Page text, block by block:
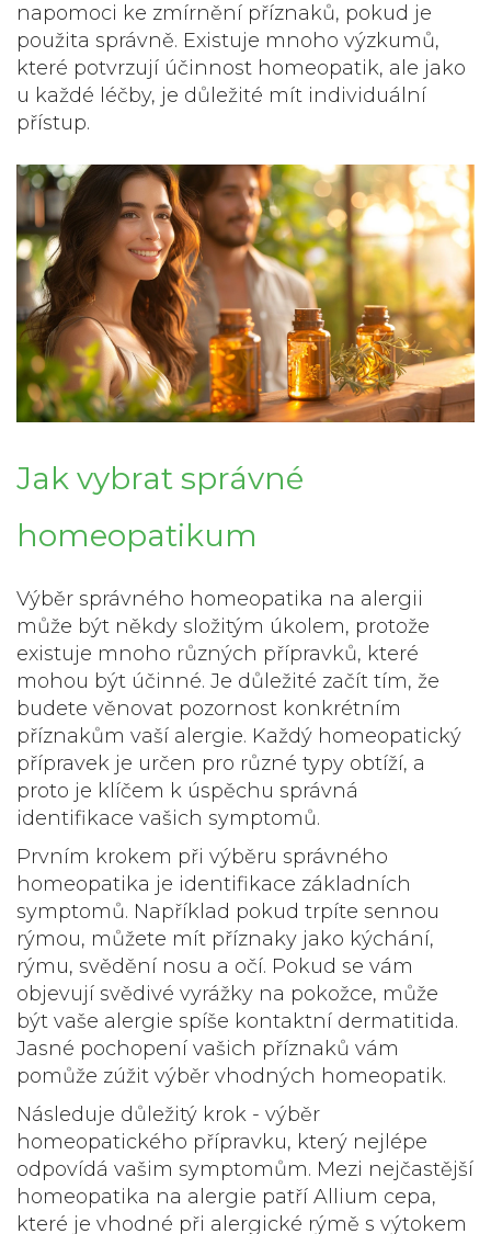
napomoci ke zmírnění příznaků, pokud je
použita správně. Existuje mnoho výzkumů,
které potvrzují účinnost homeopatik, ale jako
u každé léčby, je důležité mít individuální
přístup.
Jak vybrat správné
homeopatikum
Výběr správného homeopatika na alergii
může být někdy složitým úkolem, protože
existuje mnoho různých přípravků, které
mohou být účinné. Je důležité začít tím, že
budete věnovat pozornost konkrétním
příznakům vaší alergie. Každý homeopatický
přípravek je určen pro různé typy obtíží, a
proto je klíčem k úspěchu správná
identifikace vašich symptomů.
Prvním krokem při výběru správného
homeopatika je identifikace základních
symptomů. Například pokud trpíte sennou
rýmou, můžete mít příznaky jako kýchání,
rýmu, svědění nosu a očí. Pokud se vám
objevují svědivé vyrážky na pokožce, může
být vaše alergie spíše kontaktní dermatitida.
Jasné pochopení vašich příznaků vám
pomůže zúžit výběr vhodných homeopatik.
Následuje důležitý krok - výběr
homeopatického přípravku, který nejlépe
odpovídá vašim symptomům. Mezi nejčastější
homeopatika na alergie patří Allium cepa,
které je vhodné při alergické rýmě s výtokem